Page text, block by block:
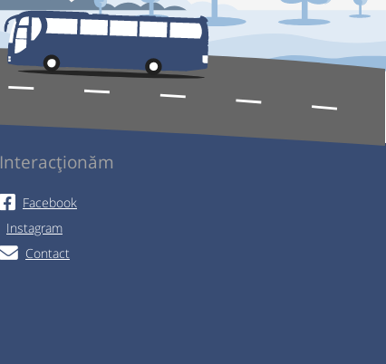
Interacționăm
Facebook
Instagram
Contact